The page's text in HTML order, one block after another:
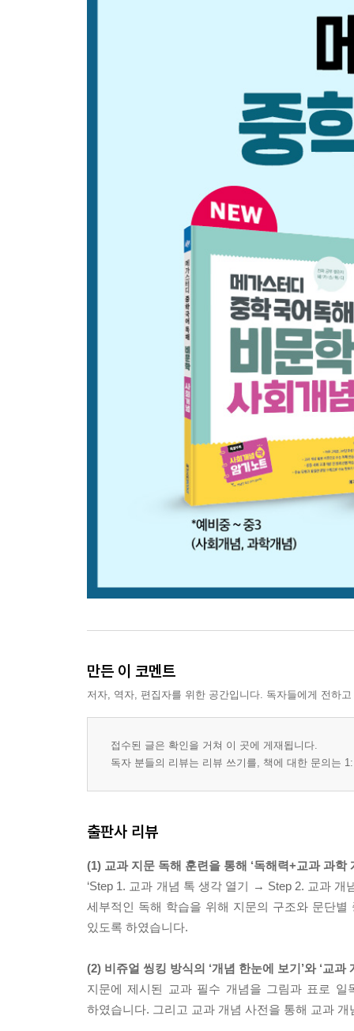
만든 이 코멘트
저자, 역자, 편집자를 위한 공간입니다. 독자들에게 전하
접수된 글은 확인을 거쳐 이 곳에 게재됩니다.
독자 분들의 리뷰는 리뷰 쓰기를, 책에 대한 문의는
출판사 리뷰
(1) 교과 지문 독해 훈련을 통해 ‘독해력+교과 과학
‘Step 1. 교과 개념 톡 생각 열기 → Step 2. 교과
세부적인 독해 학습을 위해 지문의 구조와 문단
있도록 하였습니다.
(2) 비쥬얼 씽킹 방식의 ‘개념 한눈에 보기’와 ‘교과
지문에 제시된 교과 필수 개념을 그림과 표로
하였습니다. 그리고 교과 개념 사전을 통해 교과